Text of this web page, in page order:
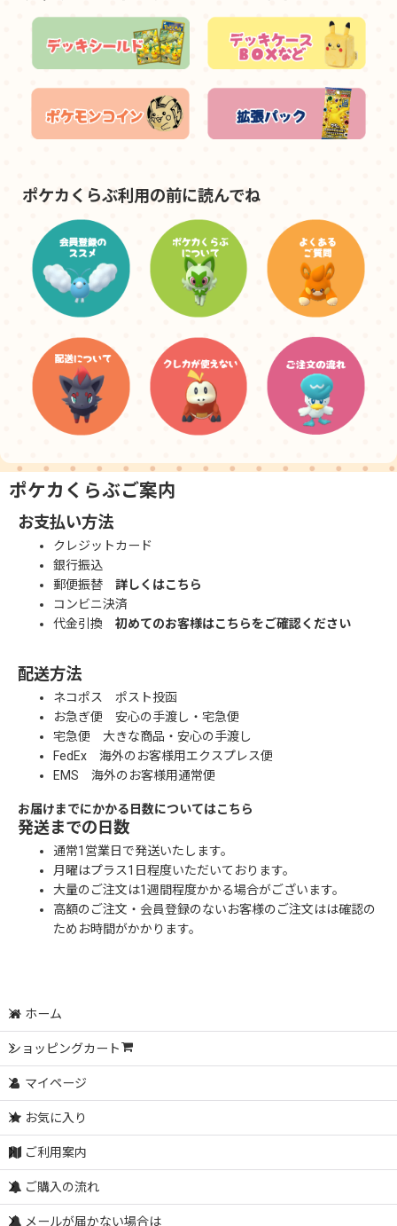
ポケカくらぶ利用の前に読んでね
ポケカくらぶご案内
お支払い方法
クレジットカード
銀行振込
郵便振替 詳しくはこちら
コンビニ決済
代金引換 初めてのお客様はこちらをご確認ください
配送方法
ネコポス ポスト投函
お急ぎ便 安心の手渡し・宅急便
宅急便 大きな商品・安心の手渡し
FedEx 海外のお客様用エクスプレス便
EMS 海外のお客様用通常便
お届けまでにかかる日数についてはこちら
発送までの日数
通常1営業日で発送いたします。
月曜はプラス1日程度いただいております。
大量のご注文は1週間程度かかる場合がございます。
高額のご注文・会員登録のないお客様のご注文はは確認の
ためお時間がかかります。
ホーム
ショッピングカート
マイページ
お気に入り
ご利用案内
ご購入の流れ
メールが届かない場合は